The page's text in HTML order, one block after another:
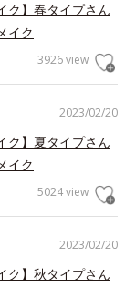
ク】春タイプさん
イク
3926 view
2023/02/20
ク】夏タイプさん
イク
5024 view
2023/02/20
ク】秋タイプさん